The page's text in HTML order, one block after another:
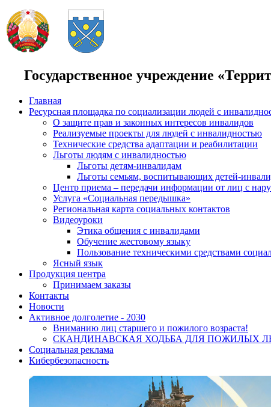
Государственное учреждение
Главная
Ресурсная площадка по социализации людей с
О защите прав и законных интересов инвалидов
Реализуемые проекты для людей с инвалидностью
Технические средства адаптации и реабилитации
Льготы людям с инвалидностью
Льготы детям-инвалидам
Льготы семьям, воспитывающих детей-
Центр приема – передачи информации от лиц с
Услуга «Социальная передышка»
Региональная карта социальных контактов
Видеоуроки
Этика общения с инвалидами
Обучение жестовому языку
Пользование техническими средствами
Ясный язык
Продукция центра
Принимаем заказы
Контакты
Новости
Активное долголетие - 2030
Вниманию лиц старшего и пожилого возраста!
CКАНДИНАВСКАЯ ХОДЬБА ДЛЯ ПОЖИЛЫХ
Социальная реклама
Кибербезопасность